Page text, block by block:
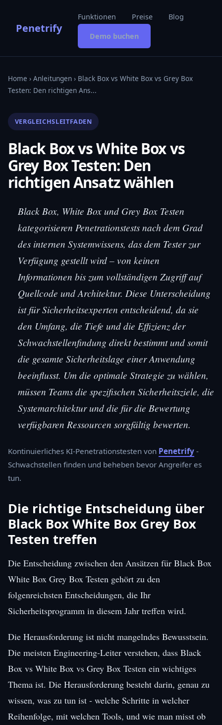
Penetrify
Funktionen Preise Blog
Demo buchen
Home › Anleitungen › Black Box vs White Box vs Grey Box
Testen: Den richtigen Ans...
VERGLEICHSLEITFADEN
Black Box vs White Box vs
Grey Box Testen: Den
richtigen Ansatz wählen
Black Box, White Box und Grey Box Testen
kategorisieren Penetrationstests nach dem Grad
des internen Systemwissens, das dem Tester zur
Verfügung gestellt wird – von keinen
Informationen bis zum vollständigen Zugriff auf
Quellcode und Architektur. Diese Unterscheidung
ist für Sicherheitsexperten entscheidend, da sie
den Umfang, die Tiefe und die Effizienz der
Schwachstellenfindung direkt bestimmt und somit
die gesamte Sicherheitslage einer Anwendung
beeinflusst. Um die optimale Strategie zu wählen,
müssen Teams die spezifischen Sicherheitsziele, die
Systemarchitektur und die für die Bewertung
verfügbaren Ressourcen sorgfältig bewerten.
Kontinuierliches KI-Penetrationstesten von Penetrify -
Schwachstellen finden und beheben bevor Angreifer es
tun.
Die richtige Entscheidung über
Black Box White Box Grey Box
Testen treffen
Die Entscheidung zwischen den Ansätzen für Black Box
White Box Grey Box Testen gehört zu den
folgenreichsten Entscheidungen, die Ihr
Sicherheitsprogramm in diesem Jahr treffen wird.
Die Herausforderung ist nicht mangelndes Bewusstsein.
Die meisten Engineering-Leiter verstehen, dass Black
Box vs White Box vs Grey Box Testen ein wichtiges
Thema ist. Die Herausforderung besteht darin, genau zu
wissen, was zu tun ist - welche Schritte in welcher
Reihenfolge, mit welchen Tools, und wie man misst ob